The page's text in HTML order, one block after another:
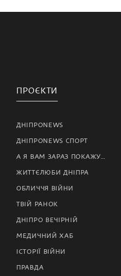
ПРОЄКТИ
ДНІПРОNEWS
ДНІПРОNEWS СПОРТ
А Я ВАМ ЗАРАЗ ПОКАЖУ…
ЖИТТЄЛЮБИ ДНІПРА
ОБЛИЧЧЯ ВІЙНИ
ТВІЙ РАНОК
ДНІПРО ВЕЧІРНІЙ
МЕДИЧНИЙ ХАБ
ІСТОРІЇ ВІЙНИ
ПРАВДА